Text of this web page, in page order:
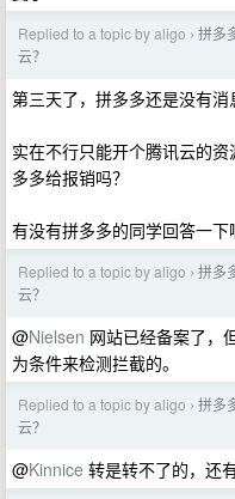
Replied to a topic by aligo › 拼多
云？
第三天了，拼多多还是没有消
实在不行只能开个腾讯云的
多多给报销吗？
有没有拼多多的同学回答一下
Replied to a topic by aligo › 拼多
云？
@Nielsen 网站已经备案了，
为条件来检测拦截的。
Replied to a topic by aligo › 拼多
云？
@Kinnice 转是转不了的，还